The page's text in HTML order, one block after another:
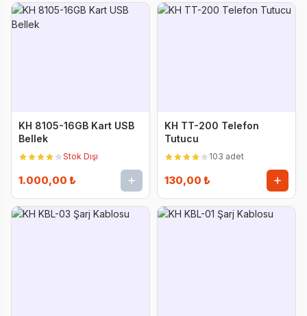
KH 8105-16GB Kart USB
Bellek
Stok Dışı
1.000,00 ₺
KH TT-200 Telefon
Tutucu
103 adet
130,00 ₺